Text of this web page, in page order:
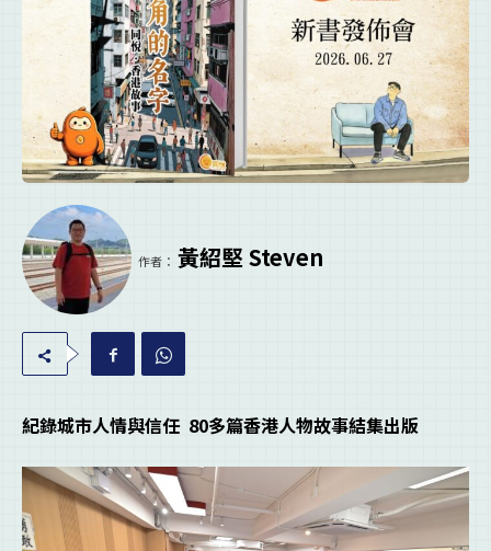
作者： 黃紹堅 Steven
紀錄城市人情與信任 80多篇香港人物故事結集出版